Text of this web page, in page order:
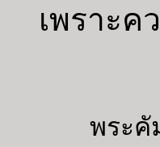
เพราะ
พระคั